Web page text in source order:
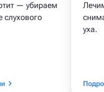
— убираем
слухового
уха.